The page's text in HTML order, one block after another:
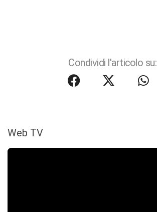
Condividi l'articolo su:
Web TV